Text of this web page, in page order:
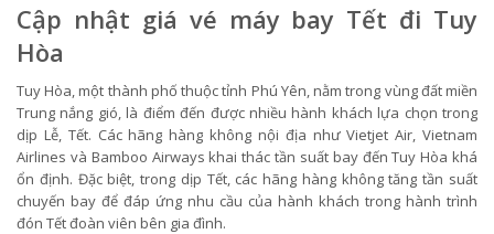
Cập nhật giá vé máy bay Tết đi Tuy
Hòa
Tuy Hòa, một thành phố thuộc tỉnh Phú Yên, nằm trong vùng đất miền
Trung nắng gió, là điểm đến được nhiều hành khách lựa chọn trong
dịp Lễ, Tết. Các hãng hàng không nội địa như Vietjet Air, Vietnam
Airlines và Bamboo Airways khai thác tần suất bay đến Tuy Hòa khá
ổn định. Đặc biệt, trong dịp Tết, các hãng hàng không tăng tần suất
chuyến bay để đáp ứng nhu cầu của hành khách trong hành trình
đón Tết đoàn viên bên gia đình.